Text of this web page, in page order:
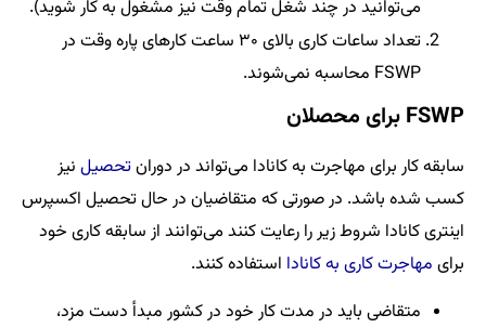
می‌توانید در چند شغل تمام وقت نیز مشغول به کار شوید).
تعداد ساعات کاری بالای ۳۰ ساعت کارهای پاره‌ وقت در
FSWP محاسبه نمی‌شوند.
FSWP برای محصلان
سابقه کار برای مهاجرت به کانادا می‌تواند در دورانتحصیل نیز
کسب شده باشد. در صورتی که متقاضیان در حال تحصیل اکسپرس
اینتری کانادا شروط زیر را رعایت کنند می‌توانند از سابقه کاری خود
برای مهاجرت کاری به کانادا استفاده کنند.
متقاضی باید در مدت کار خود در کشور مبدأ دست‌ مزد،